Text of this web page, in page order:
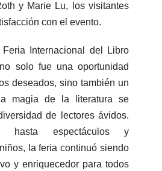
y Marie Lu, los visitantes
con el evento.
Internacional del Libro
solo fue una oportunidad
deseados, sino también un
magia de la literatura se
de lectores ávidos.
hasta espectáculos y
la feria continuó siendo
y enriquecedor para todos